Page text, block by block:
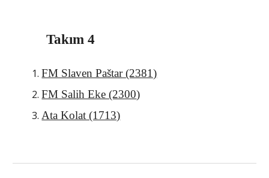
Takım 4
FM Slaven Paštar (2381)
FM Salih Eke (2300)
Ata Kolat (1713)